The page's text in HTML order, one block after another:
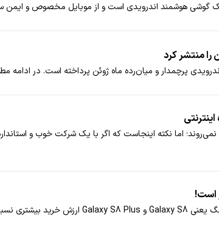
یک گوشی هوشمند اندرویدی است و از موبایل مخصوص و
را منتشر کرد
اما نکته اینجاست که اگر با یک شرکت خوب و